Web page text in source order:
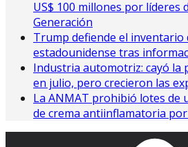
US$ 100 millones por líderes
Generación
Trump defiende el inventario
estadounidense tras
Industria automotriz: cayó la
en julio, pero crecieron las
La ANMAT prohibió lotes de
de crema antiinflamatoria